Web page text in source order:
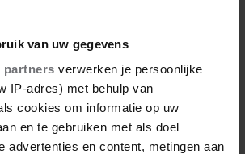
van uw gegevens
partners verwerken je persoonlijke
IP-adres) met behulp van
cookies om informatie op uw
en te gebruiken met als doel
advertenties en content, metingen aan
Geheim ligt nu in de winkel
Abonneren